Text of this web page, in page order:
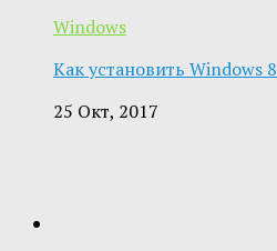
Windows
Как установить Windows
25 Окт, 2017